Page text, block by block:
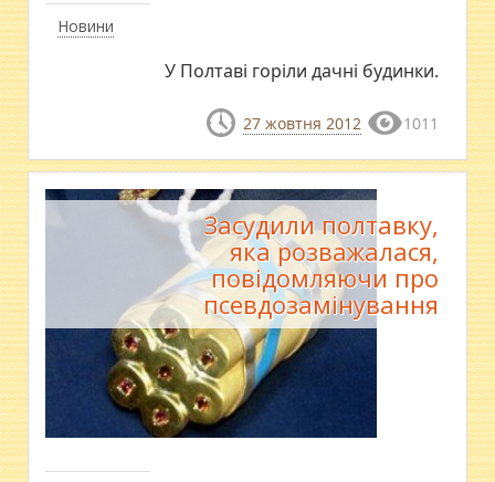
Новини
У Полтаві горіли дачні будинки.
27 жовтня 2012 1011
Засудили полтавку,
яка розважалася,
повідомляючи про
псевдозамінування